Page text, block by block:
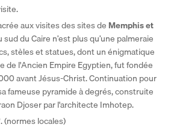
aux visites des sites de Memphis et
sud du Caire n’est plus qu’une palmeraie
stèles et statues, dont un énigmatique
de l'Ancien Empire Egyptien, fut fondée
avant Jésus-Christ. Continuation pour
fameuse pyramide à degrés, construite
Djoser par l'architecte Imhotep.
(normes locales)